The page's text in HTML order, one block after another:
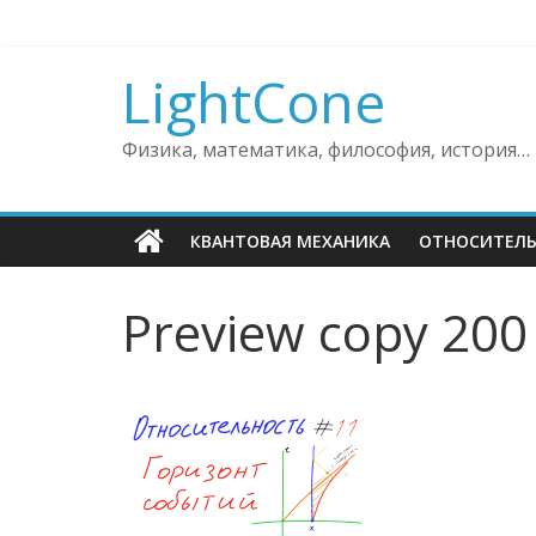
LightCone
Физика, математика, философия, история…
КВАНТОВАЯ МЕХАНИКА
Preview copy 200